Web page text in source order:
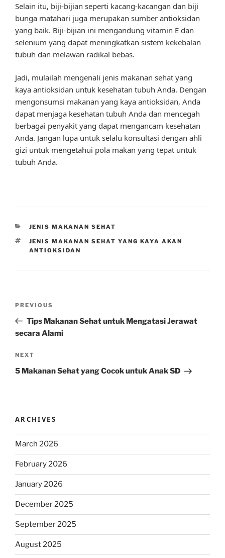
Selain itu, biji-bijian seperti kacang-kacangan dan biji
bunga matahari juga merupakan sumber antioksidan
yang baik. Biji-bijian ini mengandung vitamin E dan
selenium yang dapat meningkatkan sistem kekebalan
tubuh dan melawan radikal bebas.
Jadi, mulailah mengenali jenis makanan sehat yang
kaya antioksidan untuk kesehatan tubuh Anda. Dengan
mengonsumsi makanan yang kaya antioksidan, Anda
dapat menjaga kesehatan tubuh Anda dan mencegah
berbagai penyakit yang dapat mengancam kesehatan
Anda. Jangan lupa untuk selalu konsultasi dengan ahli
gizi untuk mengetahui pola makan yang tepat untuk
tubuh Anda.
CATEGORIES
JENIS MAKANAN SEHAT
TAGS
JENIS MAKANAN SEHAT YANG KAYA AKAN
ANTIOKSIDAN
Previous
Post
PREVIOUS
Tips Makanan Sehat untuk Mengatasi Jerawat
secara Alami
Next
Post
NEXT
5 Makanan Sehat yang Cocok untuk Anak SD
ARCHIVES
March 2026
February 2026
January 2026
December 2025
September 2025
August 2025